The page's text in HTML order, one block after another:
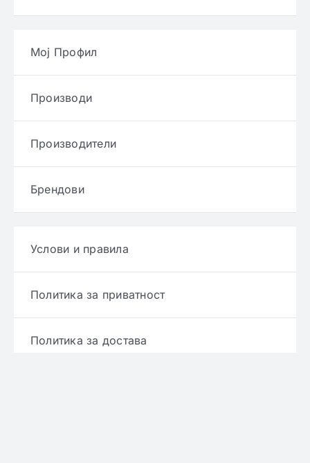
Мој Профил
Производи
Производители
Брендови
Услови и правила
Политика за приватност
Политика за достава